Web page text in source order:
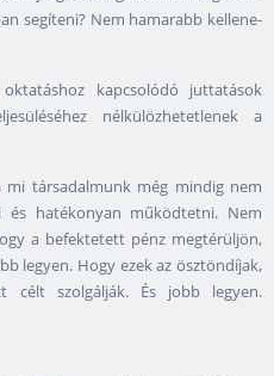
segíteni? Nem hamarabb kellene-
kapcsolódó juttatások
nélkülözhetetlenek a
társadalmunk még mindig nem
és hatékonyan működtetni. Nem
a befektetett pénz megtérüljön,
legyen. Hogy ezek az ösztöndíjak,
célt szolgálják. És jobb legyen.